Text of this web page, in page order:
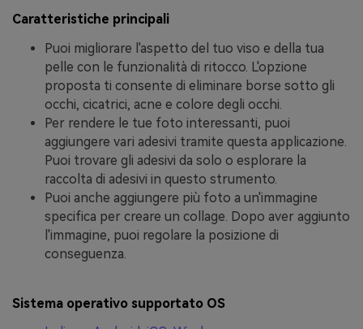
Caratteristiche principali
Puoi migliorare l'aspetto del tuo viso e della tua
pelle con le funzionalità di ritocco. L'opzione
proposta ti consente di eliminare borse sotto gli
occhi, cicatrici, acne e colore degli occhi.
Per rendere le tue foto interessanti, puoi
aggiungere vari adesivi tramite questa applicazione.
Puoi trovare gli adesivi da solo o esplorare la
raccolta di adesivi in ​​questo strumento.
Puoi anche aggiungere più foto a un'immagine
specifica per creare un collage. Dopo aver aggiunto
l'immagine, puoi regolare la posizione di
conseguenza.
Sistema operativo supportato OS